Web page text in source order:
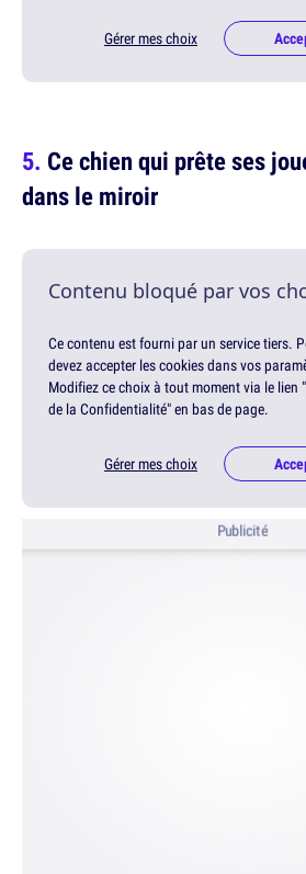
Gérer mes choix
Ce chien qui prête ses
dans le miroir
Contenu bloqué par vos
Ce contenu est fourni par un service tiers.
devez accepter les cookies dans vos
Modifiez ce choix à tout moment via le lien
de la Confidentialité" en bas de page.
Gérer mes choix
Publicité